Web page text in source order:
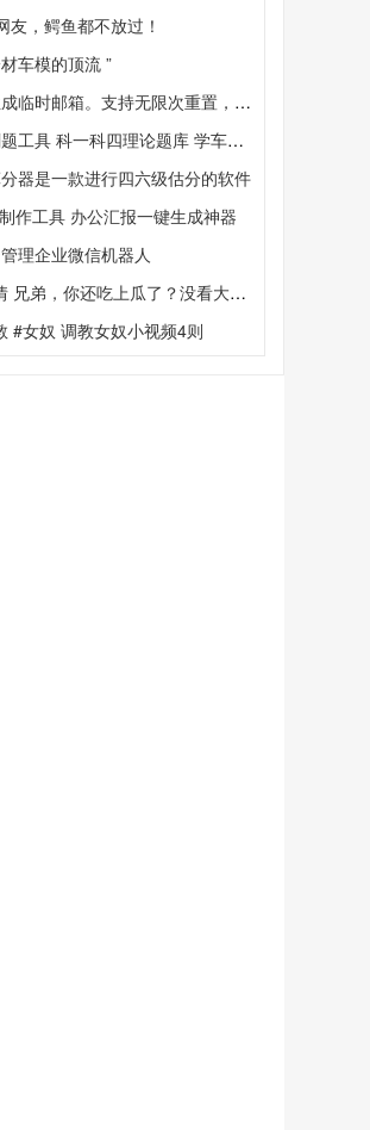
友，鳄鱼都不放过！
车模的顶流 ”
邮箱。支持无限次重置，随时拥有全新邮箱号
具 科一科四理论题库 学车实操备考神器
器是一款进行四六级估分的软件
作工具 办公汇报一键生成神器
理企业微信机器人
，你还吃上瓜了？没看大家都看你家呢吗？
#女奴 调教女奴小视频4则